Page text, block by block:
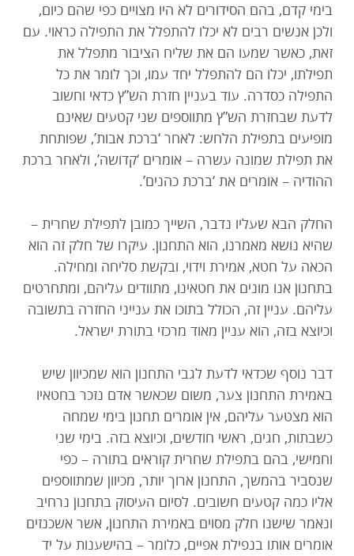
בימי קדם, בהם הסידורים לא היו מצויים כפי שהם כיום,
ולכן אנשים רבים לא יכלו להתפלל את התפילה כראוי. עם
זאת, כאשר שמעו הם את שליח הציבור מתפלל את
תפילתו, יכלו הם להתפלל יחד עמו, וכך לומר את כל
התפילה כסדרה. עוד בעניין חזרת הש”ץ כדאי וחשוב
לדעת שבחזרת הש”ץ מתווספים שני קטעים שאינם
מופיעים בתפילת הלחש: לאחר ‘ברכת אבות’, שפותחת
את תפילת שמונה עשרה – אומרים ‘קדושה’, ולאחר ברכת
ההודיה – אומרים את ‘ברכת כהנים’.
החלק הבא שעליו נדבר, השייך כמובן לתפילת שחרית –
שהיא נושא מאמרנו, הוא התחנון. עיקרו של חלק זה הוא
הכאה על חטא, אמירת וידוי, ובקשת סליחה ומחילה.
בתחנון אנו מונים את חטאינו, מתוודים עליהם, ומתחרטים
עליהם. עניין זה, הכולל בתוכו את ענייני החזרה בתשובה
וכיוצא בזה, הוא עניין מאוד מרכזי בתורת ישראל.
דבר נוסף שכדאי לדעת לגבי התחנון הוא שמכיוון שיש
באמירת התחנון צער, משום שכאשר אדם נזכר בחטאיו
הוא מצטער עליהם, אין אומרים תחנון בימי שמחה
כשבתות, חגים, ראשי חודשים, וכיוצא בזה. בימי שני
וחמישי, בהם בתפילת שחרית קוראים בתורה – כפי
שנסביר בהמשך, התחנון ארוך יותר, מכיוון שמתווספים
אליו כמה קטעים חשובים. לסיום העיסוק בתחנון נרחיב
ונאמר שישנו חלק מסוים באמירת התחנון, אשר אשכנזים
אומרים אותו בנפילת אפיים, כלומר – בהישענות על יד